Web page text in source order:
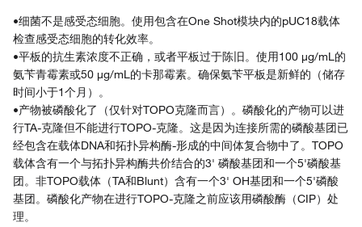
•细菌不是感受态细胞。使用包含在One Shot模块内的pUC18载体
检查感受态细胞的转化效率。
•平板的抗生素浓度不正确，或者平板过于陈旧。使用100 μg/mL的
氨苄青霉素或50 µg/mL的卡那霉素。确保氨苄平板是新鲜的（储存
时间小于1个月）。
•产物被磷酸化了（仅针对TOPO克隆而言）。磷酸化的产物可以进
行TA-克隆但不能进行TOPO-克隆。这是因为连接所需的磷酸基团已
经包含在载体DNA和拓扑异构酶-形成的中间体复合物中了。TOPO
载体含有一个与拓扑异构酶共价结合的3' 磷酸基团和一个5'磷酸基
团。非TOPO载体（TA和Blunt）含有一个3' OH基团和一个5'磷酸
基团。磷酸化产物在进行TOPO-克隆之前应该用磷酸酶（CIP）处
理。